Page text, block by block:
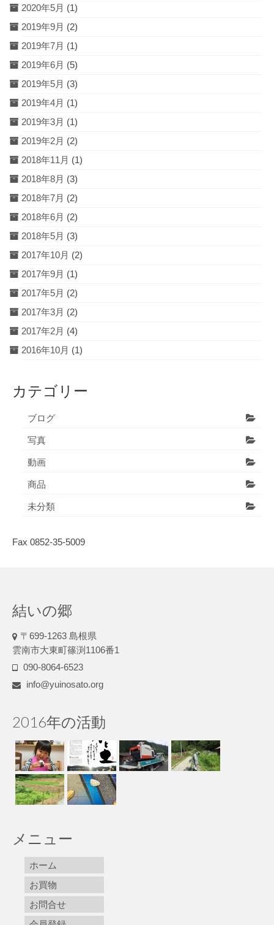
2020年5月 (1)
2019年9月 (2)
2019年7月 (1)
2019年6月 (5)
2019年5月 (3)
2019年4月 (1)
2019年3月 (1)
2019年2月 (2)
2018年11月 (1)
2018年8月 (3)
2018年7月 (2)
2018年6月 (2)
2018年5月 (3)
2017年10月 (2)
2017年9月 (1)
2017年5月 (2)
2017年3月 (2)
2017年2月 (4)
2016年10月 (1)
カテゴリー
ブログ
写真
動画
商品
未分類
Fax 0852-35-5009
結いの郷
〒699-1263 島根県
雲南市大東町篠渕1106番1
090-8064-6523
info@yuinosato.org
2016年の活動
メニュー
ホーム
お買物
お問合せ